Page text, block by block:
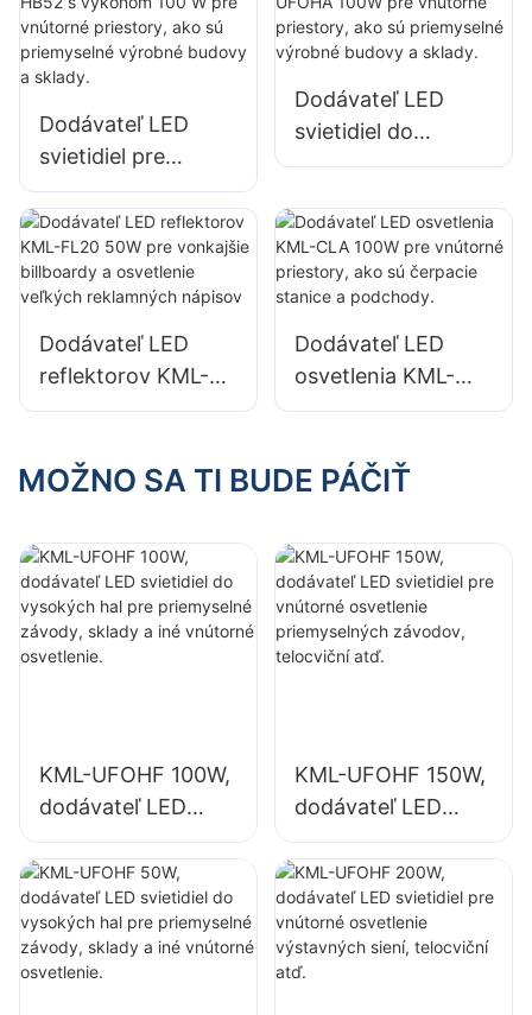
100 W pre vnútorné
priestory v
továrňach,
skladoch atď.
150 W pre vnútorné
priestory, ako sú
dielne a sklady.
Dodávateľ LED
svietidiel pre
vysoké budovy
KML-HB52 s
výkonom 100 W
pre vnútorné
priemyselné
výrobné budovy a
sklady.
Dodávateľ LED
svietidiel do
vysokých
UFOHA 100W pre
vnútorné priestory,
ako sú priemyselné
sklady.
Dodávateľ LED
reflektorov KML-
FL20 50W pre
a osvetlenie
nápisov
Dodávateľ LED
osvetlenia KML-
CLA 100W pre
ako sú čerpacie
MOŽNO SA TI BUDE PÁČIŤ
KML-UFOHF 100W,
dodávateľ LED
svietidiel do
vysokých hal pre
priemyselné
závody, sklady a
iné vnútorné
KML-UFOHF 150W,
dodávateľ LED
svietidiel pre
vnútorné
osvetlenie
priemyselných
závodov, telocviční